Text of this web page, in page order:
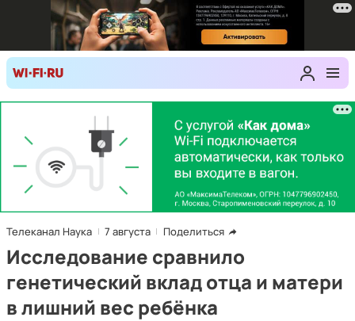
Телеканал Наука 7 августа Поделиться
Исследование сравнило
генетический вклад отца и матери
в лишний вес ребёнка